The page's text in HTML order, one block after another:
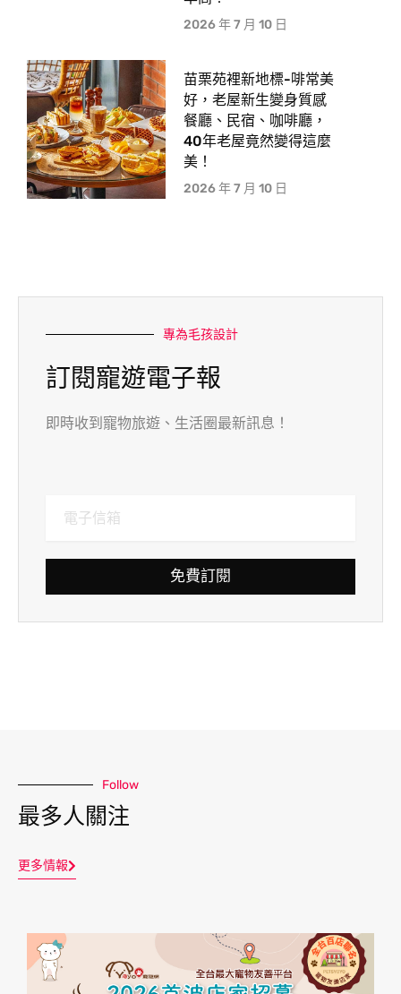
2026 年 7 月 10 日
苗栗苑裡新地標-啡常美
好，老屋新生變身質感
餐廳、民宿、咖啡廳，
40年老屋竟然變得這麼
美！
2026 年 7 月 10 日
專為毛孩設計
訂閱寵遊電子報
即時收到寵物旅遊、生活圈最新訊息！
免費訂閱
Follow
最多人關注
更多情報